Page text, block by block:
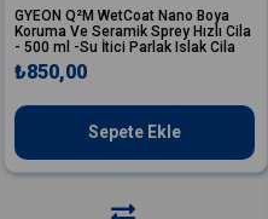
GYEON Q²M WetCoat Nano Boya
Koruma Ve Seramik Sprey Hızlı Cila
- 500 ml -Su İtici Parlak Islak Cila
₺850,00
Sepete Ekle